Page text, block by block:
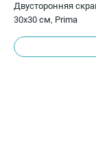
Двусторонняя
30х30 см, Prima